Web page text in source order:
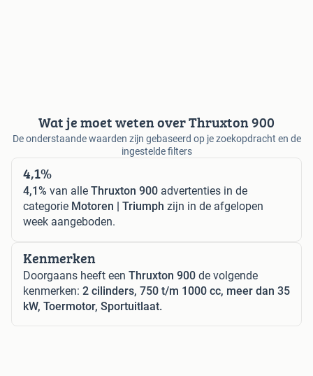
Wat je moet weten over Thruxton 900
De onderstaande waarden zijn gebaseerd op je zoekopdracht en de
ingestelde filters
4,1%
4,1% van alle Thruxton 900 advertenties in de
categorie Motoren | Triumph zijn in de afgelopen
week aangeboden.
Kenmerken
Doorgaans heeft een Thruxton 900 de volgende
kenmerken: 2 cilinders, 750 t/m 1000 cc, meer dan 35
kW, Toermotor, Sportuitlaat.